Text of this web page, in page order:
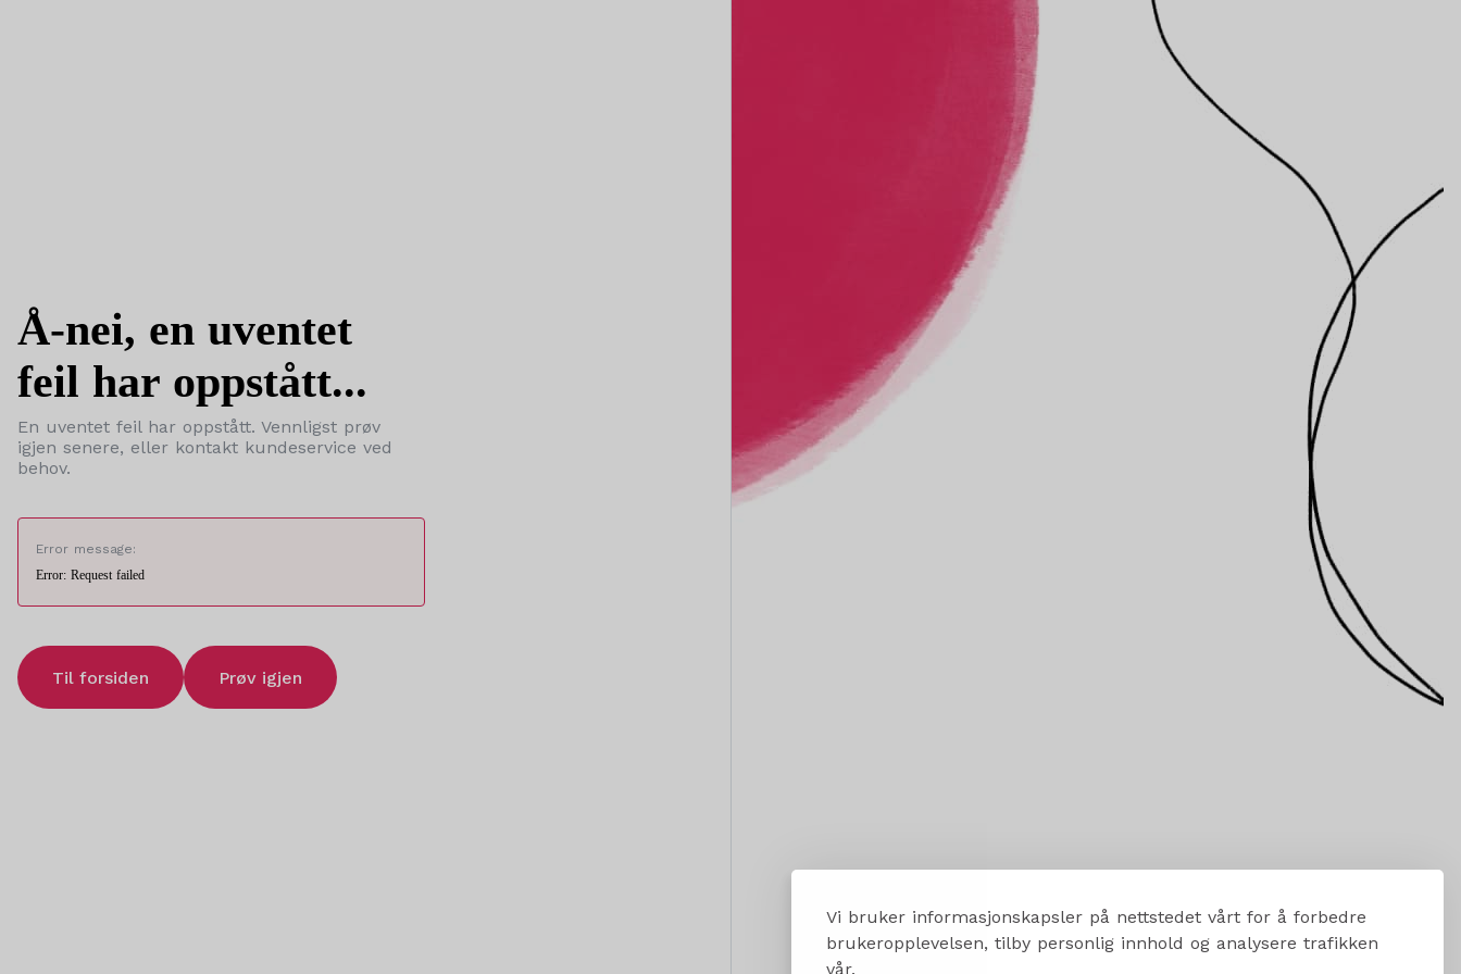
Vi bruker informasjonskapsler på nettstedet vårt for å forbedre
brukeropplevelsen, tilby personlig innhold og analysere trafikken
vår.
Å-nei, en uventet
feil har oppstått...
En uventet feil har oppstått. Vennligst prøv
igjen senere, eller kontakt kundeservice ved
behov.
Error message:
Error: Request failed
Til forsiden Prøv igjen